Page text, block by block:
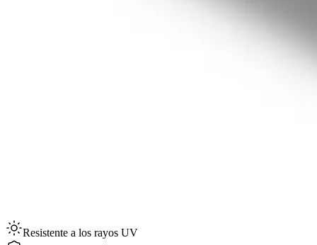
Resistente a los rayos UV